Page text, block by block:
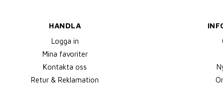
HANDLA
Logga in
Mina favoriter
Kontakta oss
Retur & Reklamation